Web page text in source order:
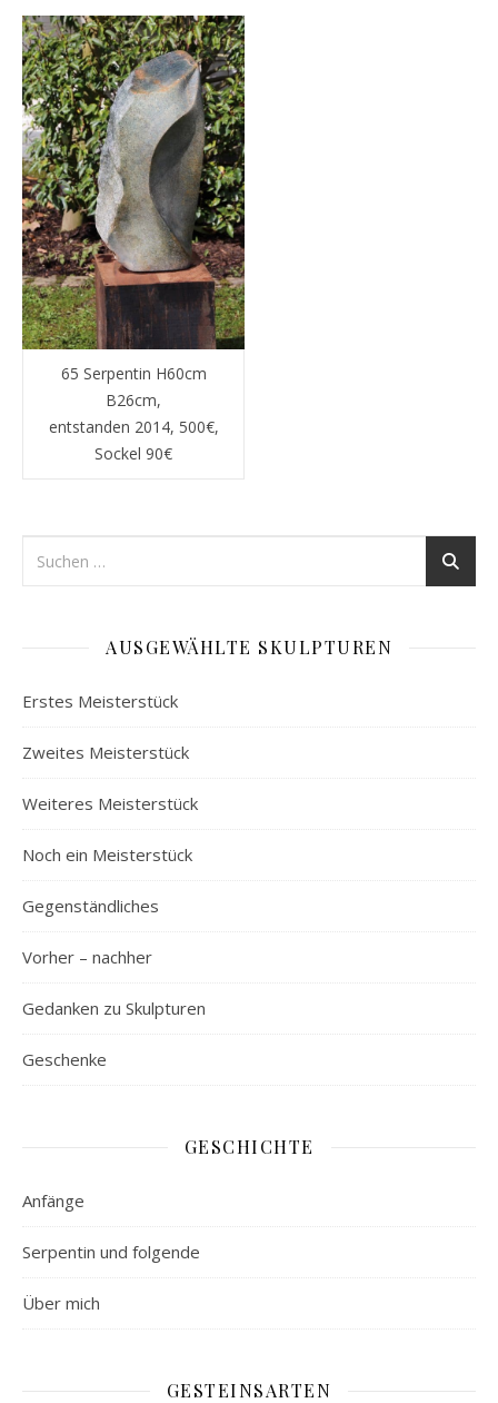
65 Serpentin H60cm
B26cm,
entstanden 2014, 500€,
Sockel 90€
AUSGEWÄHLTE SKULPTUREN
Erstes Meisterstück
Zweites Meisterstück
Weiteres Meisterstück
Noch ein Meisterstück
Gegenständliches
Vorher – nachher
Gedanken zu Skulpturen
Geschenke
GESCHICHTE
Anfänge
Serpentin und folgende
Über mich
GESTEINSARTEN